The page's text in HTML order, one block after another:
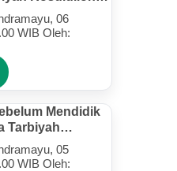
Anak Yang
06
WIB Oleh:
Mendidik
Tarbiyah
Bagi Anak-Anak
III)
05
WIB Oleh: